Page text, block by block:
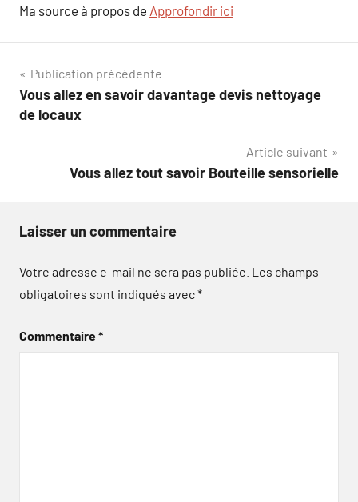
Ma source à propos de Approfondir ici
Navigation
de
Publication précédente
Vous allez en savoir davantage devis nettoyage
de locaux
Article suivant
Vous allez tout savoir Bouteille sensorielle
Laisser un commentaire
Votre adresse e-mail ne sera pas publiée. Les champs
obligatoires sont indiqués avec*
Commentaire*